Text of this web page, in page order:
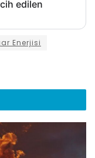
edilen
Enerjisi